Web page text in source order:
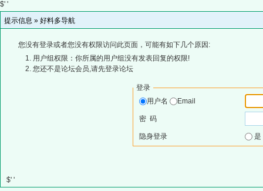
$' '
提示信息 » 好料多导航
您没有登录或者您没有权限访问此页面，可能有如下几个原因:
用户组权限：你所属的用户组没有发表回复的权限!
您还不是论坛会员,请先登录论坛
登录
用户名
Email
密 码
隐身登录
$' '